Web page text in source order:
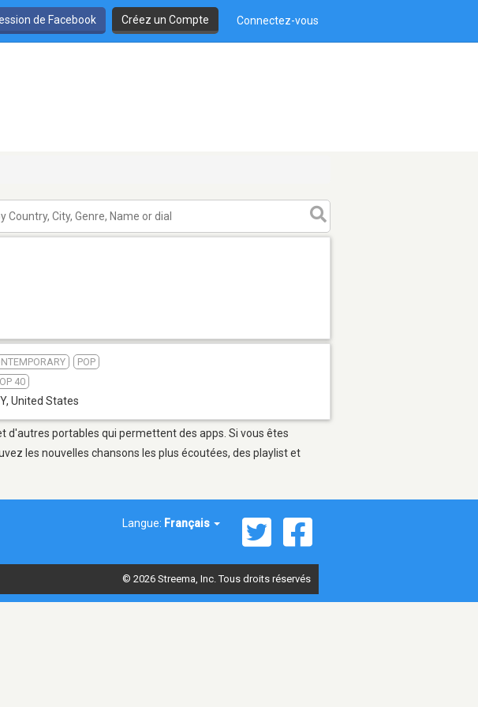
de Facebook Créez un Compte Connectez-vous
POP
40
, United States
d'autres portables qui permettent des apps. Si vous êtes
les nouvelles chansons les plus écoutées, des playlist et
Langue: Français
© 2026 Streema, Inc. Tous droits réservés